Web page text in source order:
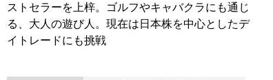
ストセラーを上梓。ゴルフやキャバクラにも通じ
る、大人の遊び人。現在は日本株を中心としたデ